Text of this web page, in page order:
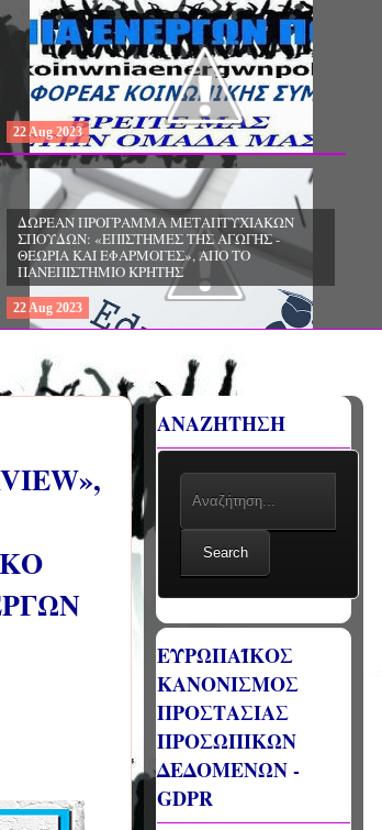
22Aug 2023
ΔΩΡΕΑΝ ΠΡΟΓΡΑΜΜΑ ΜΕΤΑΠΤΥΧΙΑΚΩΝ
ΣΠΟΥΔΩΝ: «ΕΠΙΣΤΗΜΕΣ ΤΗΣ ΑΓΩΓΗΣ -
ΘΕΩΡΙΑ ΚΑΙ ΕΦΑΡΜΟΓΕΣ», ΑΠΟ ΤΟ
ΠΑΝΕΠΙΣΤΗΜΙΟ ΚΡΗΤΗΣ
22Aug 2023
ΑΝΑΖΗΤΗΣΗ
Search
ΕΥΡΩΠΑΪΚΟΣ
ΚΑΝΟΝΙΣΜΟΣ
ΠΡΟΣΤΑΣΙΑΣ
ΠΡΟΣΩΠΙΚΩΝ
ΔΕΔΟΜΕΝΩΝ -
GDPR